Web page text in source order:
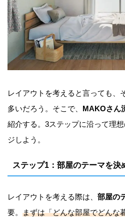
レイアウトを考えると言っても、
多いだろう。そこで、 MAKOさん
紹介する。3ステップに沿って理
ジしよう。
ステップ1：部屋のテーマを決
レイアウトを考える際は、 部屋の
要。 まずは「どんな部屋でどんな